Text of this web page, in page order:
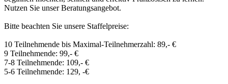
Nutzen Sie unser Beratungsangebot.
Bitte beachten Sie unsere Staffelpreise:
10 Teilnehmende bis Maximal-Teilnehmerzahl: 89,- €
9 Teilnehmende: 99,- €
7-8 Teilnehmende: 109,- €
5-6 Teilnehmende: 129, -€